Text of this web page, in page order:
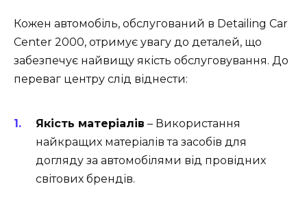
Кожен автомобіль, обслугований в Detailing Car
Center 2000, отримує увагу до деталей, що
забезпечує найвищу якість обслуговування. До
переваг центру слід віднести:
Якість матеріалів – Використання
найкращих матеріалів та засобів для
догляду за автомобілями від провідних
світових брендів.